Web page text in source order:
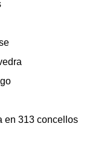
en 313 concellos